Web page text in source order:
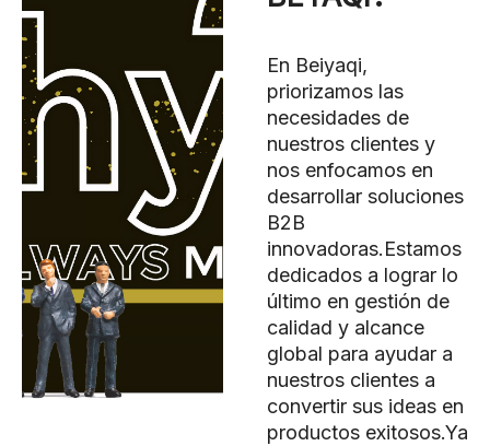
En Beiyaqi,
priorizamos las
necesidades de
nuestros clientes y
nos enfocamos en
desarrollar soluciones
B2B
innovadoras.Estamos
dedicados a lograr lo
último en gestión de
calidad y alcance
global para ayudar a
nuestros clientes a
convertir sus ideas en
productos exitosos.Ya